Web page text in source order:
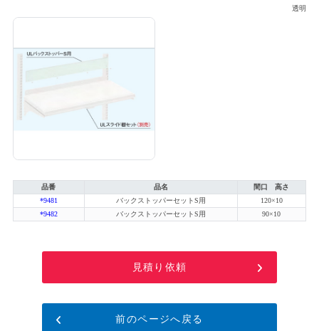
透明
品番 品名
間口 高さ
*9481
バックストッパーセットS用
120×10
*9482
バックストッパーセットS用 90×10
前のページへ戻る
見積り依頼